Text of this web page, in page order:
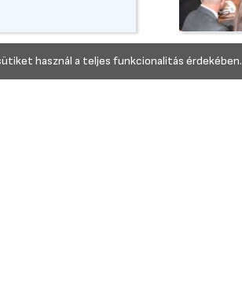
használ a teljes funkcionalitás érdekében.